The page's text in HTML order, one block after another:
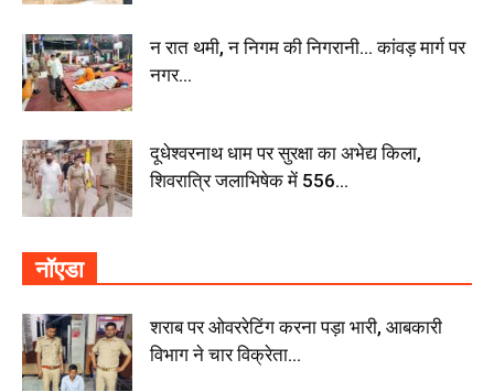
न रात थमी, न निगम की निगरानी… कांवड़ मार्ग पर
नगर...
दूधेश्वरनाथ धाम पर सुरक्षा का अभेद्य किला,
शिवरात्रि जलाभिषेक में 556...
नॉएडा
शराब पर ओवररेटिंग करना पड़ा भारी, आबकारी
विभाग ने चार विक्रेता...